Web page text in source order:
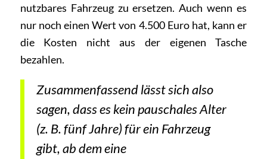
nutzbares Fahrzeug zu ersetzen. Auch wenn es
nur noch einen Wert von 4.500 Euro hat, kann er
die Kosten nicht aus der eigenen Tasche
bezahlen.
Zusammenfassend lässt sich also
sagen, dass es kein pauschales Alter
(z. B. fünf Jahre) für ein Fahrzeug
gibt, ab dem eine